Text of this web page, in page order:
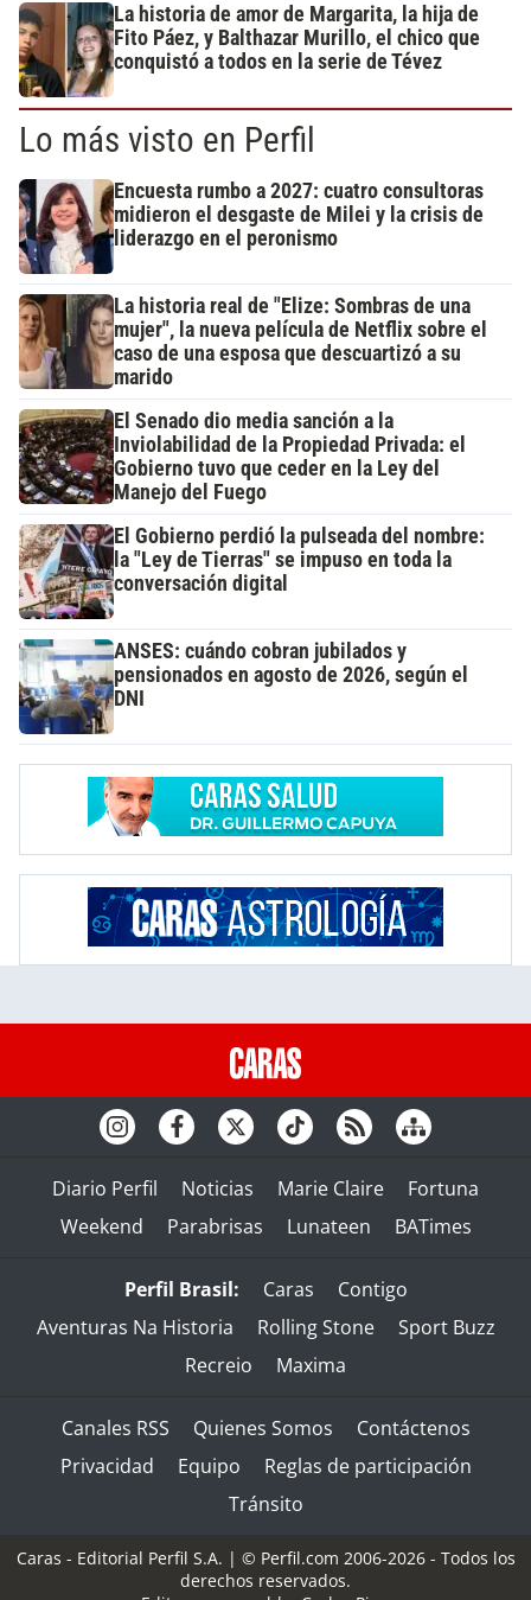
La historia de amor de Margarita, la hija de
Fito Páez, y Balthazar Murillo, el chico que
conquistó a todos en la serie de Tévez
Lo más visto en Perfil
Encuesta rumbo a 2027: cuatro consultoras
midieron el desgaste de Milei y la crisis de
liderazgo en el peronismo
La historia real de "Elize: Sombras de una
mujer", la nueva película de Netflix sobre el
caso de una esposa que descuartizó a su
marido
El Senado dio media sanción a la
Inviolabilidad de la Propiedad Privada: el
Gobierno tuvo que ceder en la Ley del
Manejo del Fuego
El Gobierno perdió la pulseada del nombre:
la "Ley de Tierras" se impuso en toda la
conversación digital
ANSES: cuándo cobran jubilados y
pensionados en agosto de 2026, según el
DNI
Diario Perfil Noticias Marie Claire
Fortuna
Weekend
Parabrisas Lunateen BATimes
Perfil Brasil: Caras
Contigo
Aventuras Na Historia
Rolling Stone
Sport Buzz
Recreio
Maxima
Canales RSS Quienes Somos
Contáctenos
Privacidad
Equipo
Reglas de participación
Tránsito
Caras - Editorial Perfil S.A. | © Perfil.com 2006-2026 - Todos los
derechos reservados.